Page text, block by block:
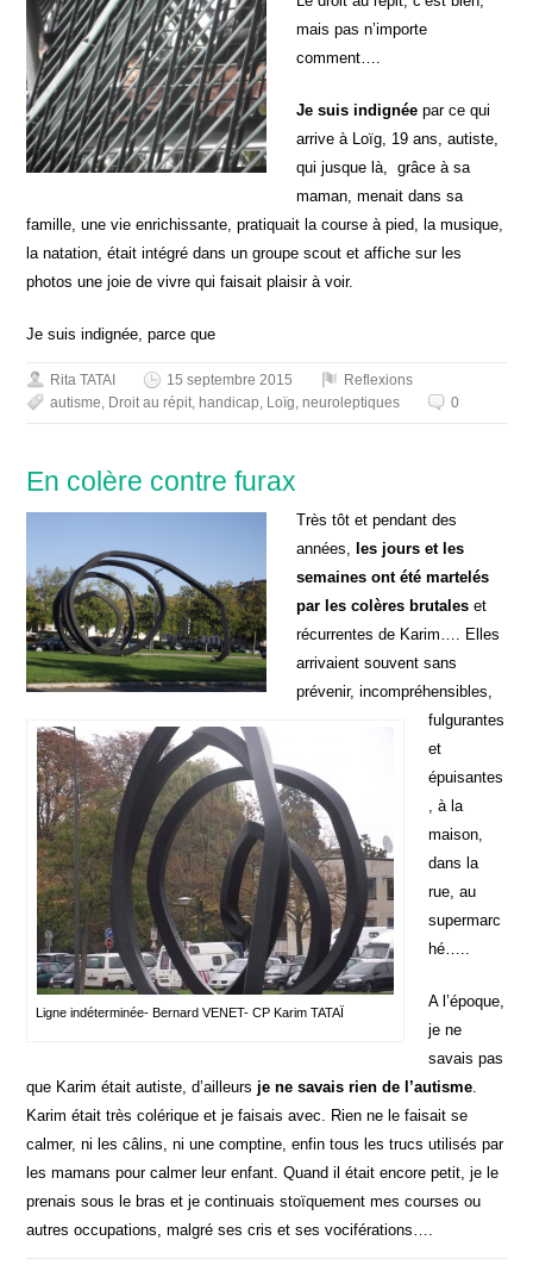
mais pas n’importe
comment….
Je suis indignée par ce qui
arrive à Loïg, 19 ans, autiste,
qui jusque là, grâce à sa
maman, menait dans sa
famille, une vie enrichissante, pratiquait la course à pied, la musique,
la natation, était intégré dans un groupe scout et affiche sur les
photos une joie de vivre qui faisait plaisir à voir.
Je suis indignée, parce que
Rita TATAI 15 septembre 2015
Reflexions
autisme, Droit au répit, handicap, Loïg,neuroleptiques 0
En colère contre furax
Ligne indéterminée- Bernard VENET- CP Karim TATAÏ
Très tôt et pendant des
années, les jours et les
semaines ont été martelés
par les colères brutales et
récurrentes de Karim…. Elles
arrivaient souvent sans
prévenir, incompréhensibles,
fulgurantes
et
épuisantes
, à la
maison,
dans la
rue, au
supermarc
hé…..
A l’époque,
je ne
savais pas
que Karim était autiste, d’ailleurs je ne savais rien de l’autisme.
Karim était très colérique et je faisais avec. Rien ne le faisait se
calmer, ni les câlins, ni une comptine, enfin tous les trucs utilisés par
les mamans pour calmer leur enfant. Quand il était encore petit, je le
prenais sous le bras et je continuais stoïquement mes courses ou
autres occupations, malgré ses cris et ses vociférations….